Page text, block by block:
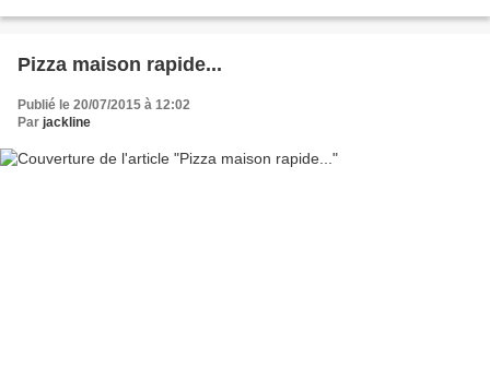
Pizza maison rapide...
Publié le 20/07/2015 à 12:02
Par jackline